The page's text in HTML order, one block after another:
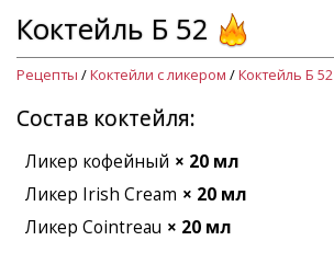
Коктейль Б 52
Рецепты /Коктейли с ликером /Коктейль Б 52
Состав коктейля:
Ликер кофейный × 20 мл
Ликер Irish Cream × 20 мл
Ликер Cointreau × 20 мл